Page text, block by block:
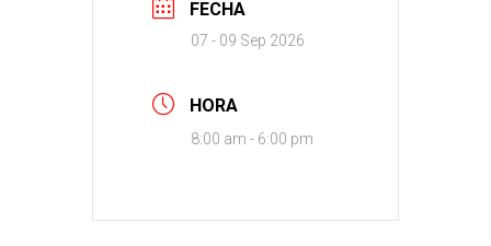
FECHA
07 - 09 Sep 2026
HORA
8:00 am - 6:00 pm